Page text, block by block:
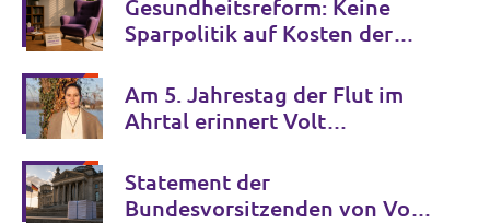
Gesundheitsreform: Keine
Sparpolitik auf Kosten der
Am 5. Jahrestag der Flut im
Ahrtal erinnert Volt
Klimakrise und fordert
entschlossenes Handeln
Statement der
Bundesvorsitzenden von Volt